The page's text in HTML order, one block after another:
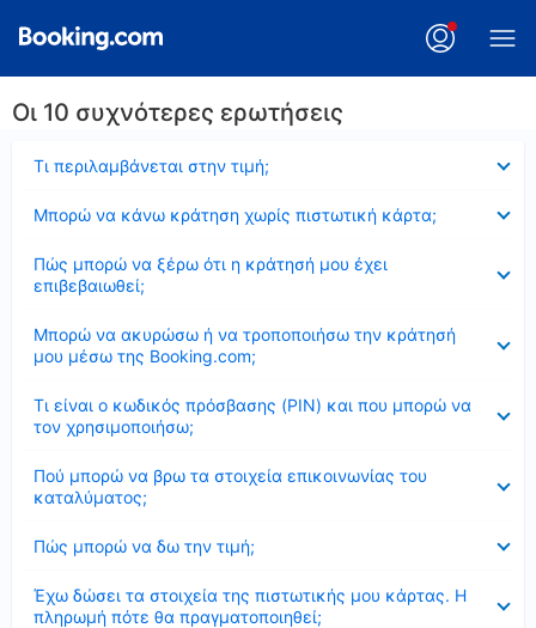
Οι 10 συχνότερες ερωτήσεις
Τι περιλαμβάνεται στην τιμή;
Μπορώ να κάνω κράτηση χωρίς πιστωτική κάρτα;
Πώς μπορώ να ξέρω ότι η κράτησή μου έχει
επιβεβαιωθεί;
Μπορώ να ακυρώσω ή να τροποποιήσω την κράτησή
μου μέσω της Booking.com;
Τι είναι ο κωδικός πρόσβασης (PIN) και που μπορώ να
τον χρησιμοποιήσω;
Πού μπορώ να βρω τα στοιχεία επικοινωνίας του
καταλύματος;
Πώς μπορώ να δω την τιμή;
Έχω δώσει τα στοιχεία της πιστωτικής μου κάρτας. Η
πληρωμή πότε θα πραγματοποιηθεί;